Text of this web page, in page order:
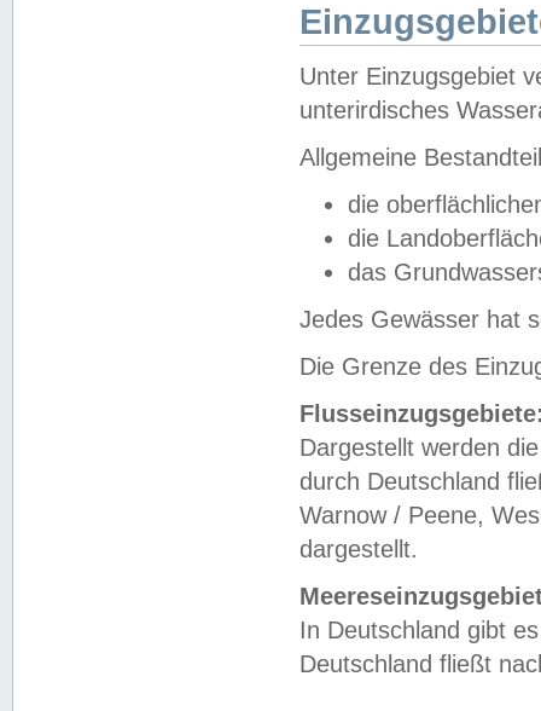
Unter Einzugsgebiet
unterirdisches
Allgemeine
die
die
das
Jedes Gewässer hat
Die Grenze des
Dargestellt werden
durch Deutschland
Warnow / Peene,
dargestellt.
In Deutschland gibt
Deutschland fließt